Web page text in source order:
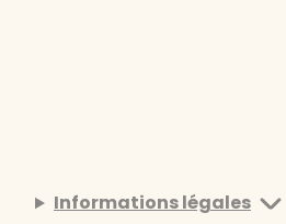
Informations légales